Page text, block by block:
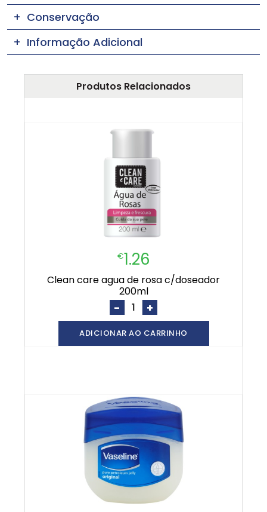
Conservação
Informação Adicional
Produtos Relacionados
€1.26
clean care agua de rosa c/doseador
200ml
- +
ADICIONAR AO CARRINHO